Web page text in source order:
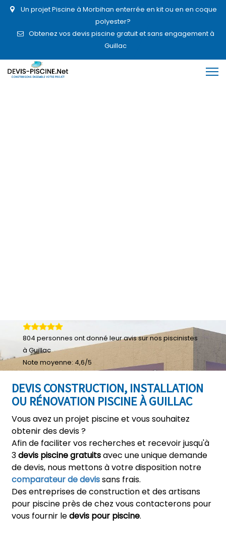
Un projet Piscine à Morbihan enterrée en kit ou en en coque
polyester?
Obtenez vos devis piscine gratuit et sans engagement à
Guillac
DEVIS CONSTRUCTION, INSTALLATION
OU RÉNOVATION PISCINE À GUILLAC
Vous avez un projet piscine et vous souhaitez
obtenir des devis ?
Afin de faciliter vos recherches et recevoir jusqu'à
3devis piscine gratuitsavec une unique demande
de devis, nous mettons à votre disposition notre
comparateur de devissans frais.
Des entreprises de construction et des artisans
pour piscine près de chez vous contacterons pour
vous fournir ledevis pour piscine.
804 personnes ont donné leuravis sur nos piscinistes
à Guillac
Note moyenne: 4,6/5